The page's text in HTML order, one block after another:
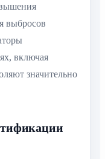
выбросов
включая
значительно